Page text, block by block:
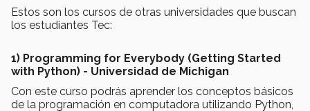
Estos son los cursos de otras universidades que buscan
los estudiantes Tec:
1) Programming for Everybody (Getting Started
with Python) - Universidad de Michigan
Con este curso podrás aprender los conceptos básicos
de la programación en computadora utilizando Python,